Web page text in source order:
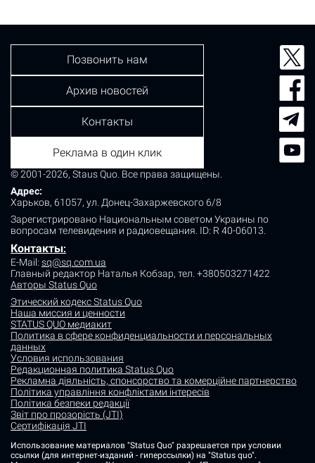
© 2001-2026, Staus Quo. Все права защищены.
Адрес:
Харьков, 61057, ул. Донец-Захаржевского 6/8
Зарегистрировано Национальным советом Украины по
вопросам телевидения и радиовещания. ID: R 40-06013.
Контакты:
E-Mail: sq@sq.com.ua
Главный редактор Наталья Кобзар, тел. +380503271422
Авторы Status Quo
Этический кодекс Status Quo
Наша миссия и ценности
STATUS QUO медиакит
Политика в сфере конфиденциальности и персональных
данных
Условия использования
Редакционная политика Status Quo
Рекламна діяльність, спонсорство та комерційне партнерство
Політика управління конфліктами інтересів
Політика безпеки редакції
Звіт про прозорість (JTI)
Сертифікація JTI
Позвонить нам
Архив новостей
Контакты
Реклама в один клик
Использование материалов "Status Quo" разрешается при условии
ссылки (для интернет-изданий - гиперссылки) на "Status quo".